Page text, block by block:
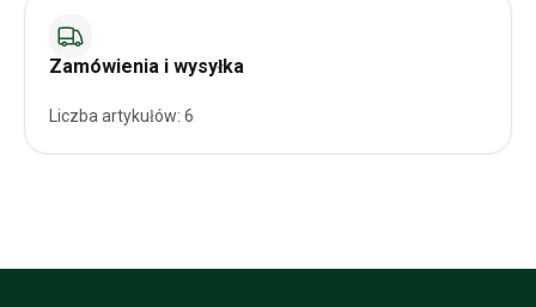
Zamówienia i wysyłka
Liczba artykułów: 6